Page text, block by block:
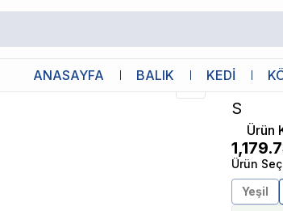
ANASAYFA BALIK KEDİOase
Oase
S
Ürün
Ürün
Yeşil